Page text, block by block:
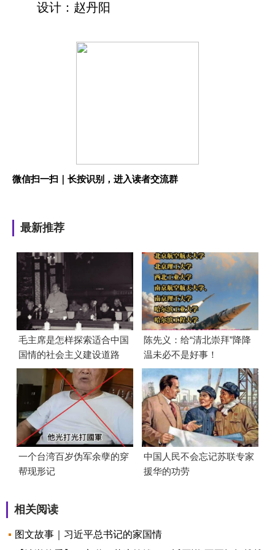
设计：赵丹阳
微信扫一扫｜长按识别，进入读者交流群
最新推荐
毛主席是怎样探索适合中国
国情的社会主义建设道路
的？
陈先义：给“清北崇拜”降降
温未必不是好事！
一个台湾百岁伪军余孽的穿
帮现形记
中国人民不会忘记苏联专家
援华的功劳
相关阅读
图文故事｜习近平总书记的家国情